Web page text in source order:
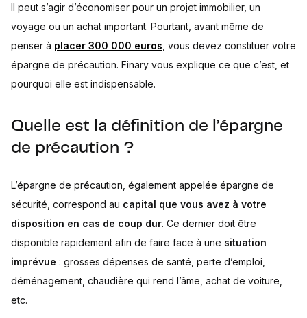
Il peut s’agir d’économiser pour un projet immobilier, un
voyage ou un achat important. Pourtant, avant même de
penser à placer 300 000 euros , vous devez constituer votre
épargne de précaution. Finary vous explique ce que c’est, et
pourquoi elle est indispensable.
Quelle est la définition de l’épargne
de précaution ?
L’épargne de précaution, également appelée épargne de
sécurité, correspond au capital que vous avez à votre
disposition en cas de coup dur. Ce dernier doit être
disponible rapidement afin de faire face à une situation
imprévue : grosses dépenses de santé, perte d’emploi,
déménagement, chaudière qui rend l’âme, achat de voiture,
etc.